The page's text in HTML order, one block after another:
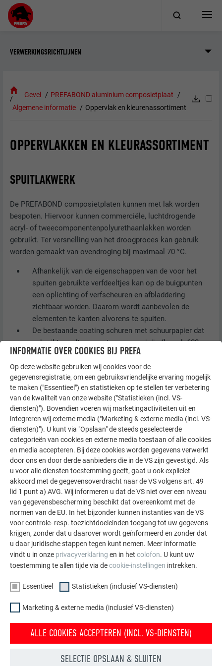
VERWERKINGSRICHTLIJNEN
Gevel
PREFABOND aluminium composietplaat
Algemene informatie
Oppervlak en kleurenassortiment
OPPERVLAKKEN EN KLEURASSORTIMENT
SPUITLAKWERK
De PREFABOND composietplaten kunnen met lak worden
bespoten. Hiervoor kunnen commerciële, luchtdrogende
acryl- of tweecomponentenpolyurethaanlakken worden
gebruikt. Ter versnelling van het droogproces kan gebruik
worden gemaakt van ovendroging bij maximaal 70 °C.
Afhankelijk van de eigenschappen van de voor het
spuiten gebruikte verfdeeltjes kan op de buigpunten
een oplichting of verfscheuren en afbladdering
zichtbaar worden. Daarom wordt aanbevolen de
elementen te kanten alvorens te spuiten.
De bestaande coating schuren met schuurpapier dat
gebruikt wordt voor autocarrosserieën (korrel: 600-
800). Hiervoor is een excentrische schuurmachine
geschikt.
Vervolgens het oppervlak met een persluchtpistool en
oplosmiddel stof- en vetvrij maken.
Lak alleen het zichtbare oppervlak, maar niet de
snijranden van het PREFABOND aluminium
composietplaat omdat op deze punten slechts een
geringe hechting kan worden bereikt.
ZELFKLEVENDE EN DECORATIEVE FOLIES EN
STICKERS
Zorg er vóór het plakken voor dat de te behandelen
oppervlakken vrij zijn van stof en vetvlekken.
De omgevingstemperatuur en de temperatuur van het
dragermateriaal moeten overeenstemmen met de
door de fabrikant voor elk type folie opgegeven
temperatuur. Let erop dat de temperatuur tijdens het
aanbrengen niet onder de 4 °C daalt.
Bijzondere zorg moet worden besteed aan het
verwijderen van drager en beschermfolie!
Breng de zelfklevende folie met een rakel aan. Strijk
vorming van luchtbellen tegen te gaan.
Om het aanbrengen van de folie te voltooien, met een
ontstane luchtbellen prikken en de lucht eruit duwen
INFORMATIE OVER COOKIES BIJ PREFA
Op deze website gebruiken wij cookies voor de
gegevensregistratie, om een gebruiksvriendelijke ervaring mogelijk
te maken ("Essentieel") en statistieken op te stellen ter verbetering
van de kwaliteit van onze website ("Statistieken (incl. VS-
diensten)"). Bovendien voeren wij marketingactiviteiten uit en
integreren wij externe media ("Marketing & externe media (incl. VS-
diensten)"). U kunt via "Opslaan" de steeds geselecteerde
categorieën van cookies en externe media toestaan of alle cookies
en media accepteren. Bij deze cookies worden gegevens verwerkt
door ons en door derde aanbieders die in de VS zijn gevestigd. Als
u voor alle diensten toestemming geeft, gaat u ook expliciet
akkoord met de gegevensoverdracht naar de VS volgens art. 49
lid 1 punt a) AVG. Wij informeren u dat de VS niet over een niveau
van gegevensbescherming beschikt dat overeenkomt met de
normen van de EU. In het bijzonder kunnen instanties van de VS
voor controle- resp. toezichtdoeleinden toegang tot uw gegevens
krijgen, zonder dat u daarover wordt geïnformeerd en zonder dat
u daar juridische stappen tegen kunt nemen. Meer informatie
vindt u in onze privacyverklaring en in het colofon. U kunt uw
toestemming te allen tijde via decookie-instellingen intrekken.
Essentieel Statistieken (inclusief VS-diensten)
Marketing & externe media (inclusief VS-diensten)
ALLE COOKIES ACCEPTEREN (INCL. VS-DIENSTEN)
SELECTIE OPSLAAN & SLUITEN